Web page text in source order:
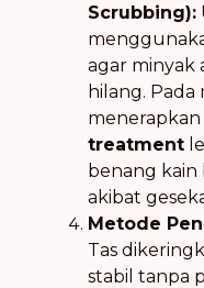
Scrubbing):
agar minyak
hilang. Pada
treatment
benang
akibat
Metode
Tas
stabil tanpa